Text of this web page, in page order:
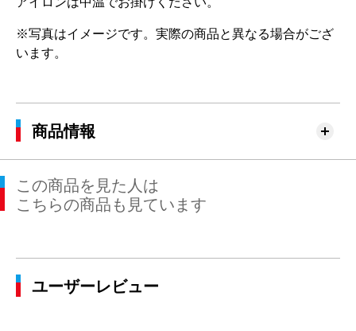
※写真はイメージです。実際の商品と異なる場合がござ
います。
商品情報
この商品を見た人は
こちらの商品も見ています
ユーザーレビュー